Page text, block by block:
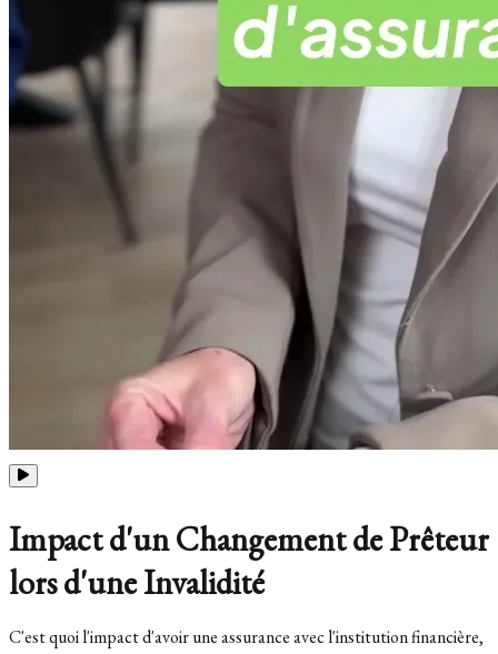
Impact d'un Changement de Prêteur
lors d'une Invalidité
C'est quoi l'impact d'avoir une assurance avec l'institution financière,